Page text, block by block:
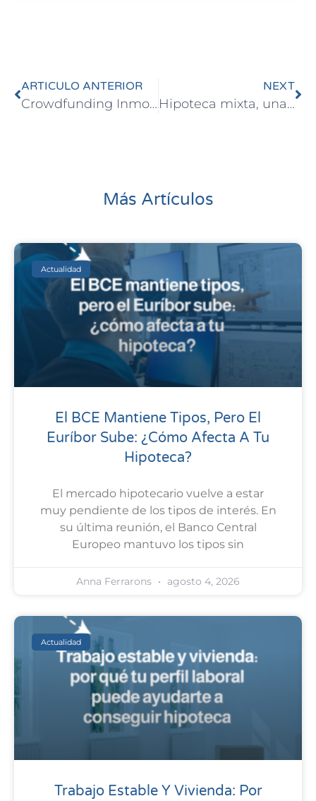
ARTICULO ANTERIOR
Crowdfunding Inmobiliario: ¿Futuro o una mala idea?
NEXT
Hipoteca mixta, una nueva opción contra el euríbor
Más Artículos
Actualidad
El BCE Mantiene Tipos, Pero El
Euríbor Sube: ¿cómo Afecta A Tu
Hipoteca?
El mercado hipotecario vuelve a estar
muy pendiente de los tipos de interés. En
su última reunión, el Banco Central
Europeo mantuvo los tipos sin
Anna Ferrarons agosto 4, 2026
Actualidad
Trabajo Estable Y Vivienda: Por